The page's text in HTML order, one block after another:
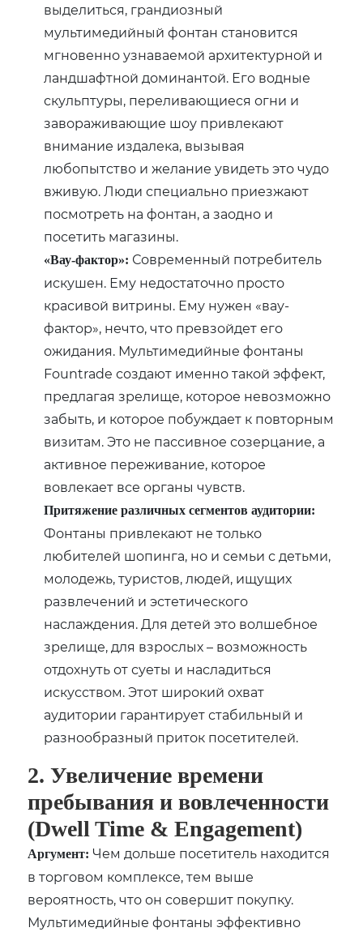
выделиться, грандиозный
мультимедийный фонтан становится
мгновенно узнаваемой архитектурной и
ландшафтной доминантой. Его водные
скульптуры, переливающиеся огни и
завораживающие шоу привлекают
внимание издалека, вызывая
любопытство и желание увидеть это чудо
вживую. Люди специально приезжают
посмотреть на фонтан, а заодно и
посетить магазины.
«Вау-фактор»: Современный потребитель
искушен. Ему недостаточно просто
красивой витрины. Ему нужен «вау-
фактор», нечто, что превзойдет его
ожидания. Мультимедийные фонтаны
Fountrade создают именно такой эффект,
предлагая зрелище, которое невозможно
забыть, и которое побуждает к повторным
визитам. Это не пассивное созерцание, а
активное переживание, которое
вовлекает все органы чувств.
Притяжение различных сегментов аудитории:
Фонтаны привлекают не только
любителей шопинга, но и семьи с детьми,
молодежь, туристов, людей, ищущих
развлечений и эстетического
наслаждения. Для детей это волшебное
зрелище, для взрослых – возможность
отдохнуть от суеты и насладиться
искусством. Этот широкий охват
аудитории гарантирует стабильный и
разнообразный приток посетителей.
2. Увеличение времени
пребывания и вовлеченности
(Dwell Time & Engagement)
Аргумент: Чем дольше посетитель находится
в торговом комплексе, тем выше
вероятность, что он совершит покупку.
Мультимедийные фонтаны эффективно